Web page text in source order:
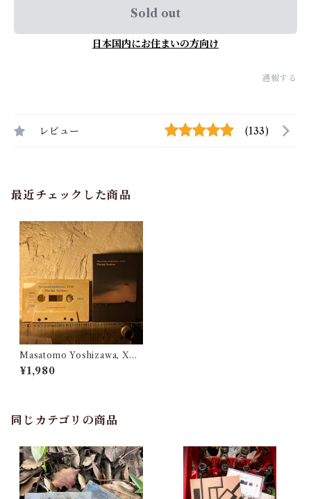
Sold out
日本国内にお住まいの方向け
通報する
レビュー (133)
最近チェックした商品
Masatomo Yoshizawa, XTA
L - Playing Nowhere
¥1,980
同じカテゴリの商品